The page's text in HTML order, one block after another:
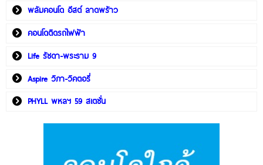
พลัมคอนโด อีสต์ ลาดพร้าว
คอนโดติดรถไฟฟ้า
Life รัชดา-พระราม 9
Aspire วิภา-วิคตอรี่
PHYLL พหลฯ 59 สเตชั่น